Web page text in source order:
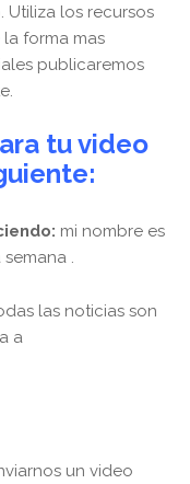
Utiliza los recursos
forma mas
publicaremos
tu video
mi nombre es
.
las noticias son
a
un video